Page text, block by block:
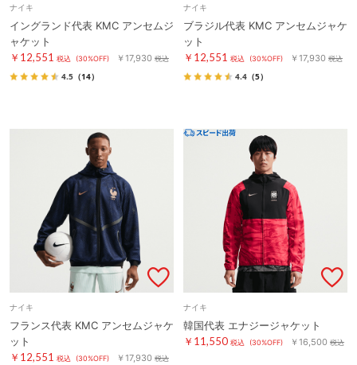
ナイキ
イングランド代表 KMC アンセムジ
ャケット
￥12,551 税込 (30%OFF) ￥17,930 税込
4.5 （14）
ナイキ
ブラジル代表 KMC アンセムジャケ
ット
￥12,551 税込 (30%OFF) ￥17,930 税込
4.4 （5）
ナイキ
フランス代表 KMC アンセムジャケ
ット
￥12,551 税込 (30%OFF) ￥17,930 税込
ナイキ
韓国代表 エナジージャケット
￥11,550 税込 (30%OFF) ￥16,500 税込